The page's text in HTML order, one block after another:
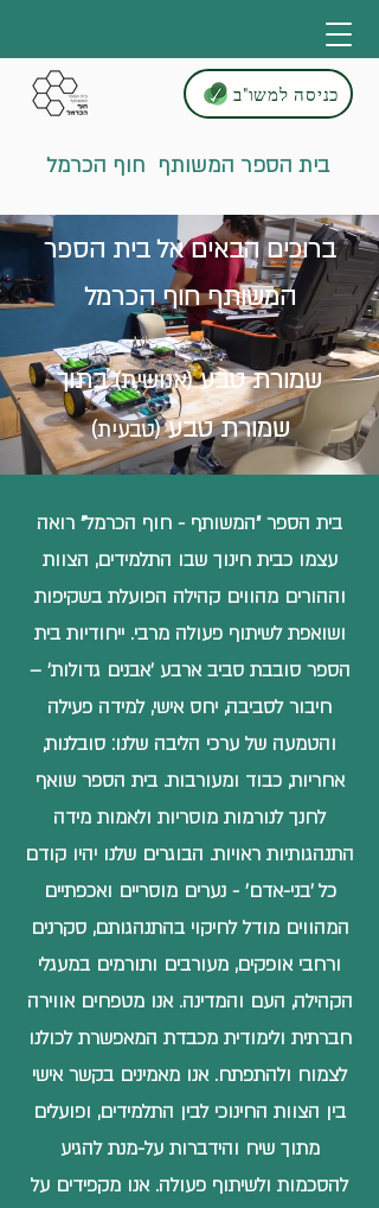
כניסה למשו"ב
בית הספר המשותף חוף הכרמל
ברוכים הבאים אל בית הספר
המשותף חוף הכרמל
שמורת טבע(אנושית)בתוך
שמורת טבע(טבעית)
בית הספר "המשותף - חוף הכרמל" רואה
עצמו כבית חינוך שבו התלמידים, הצוות
וההורים מהווים קהילה הפועלת בשקיפות
ושואפת לשיתוף פעולה מרבי. ייחודיות בית
הספר סובבת סביב ארבע 'אבנים גדולות' –
חיבור לסביבה, יחס אישי, למידה פעילה
והטמעה של ערכי הליבה שלנו: סובלנות,
אחריות,כבוד ומעורבות. בית הספר שואף
לחנך לנורמות מוסריות ולאמות מידה
התנהגותיות ראויות. הבוגרים שלנו יהיו קודם
כל 'בני-אדם' - נערים מוסריים ואכפתיים
המהווים מודל לחיקוי בהתנהגותם, סקרנים
ורחבי אופקים, מעורבים ותורמים במעגלי
הקהילה, העם והמדינה. אנו מטפחים אווירה
חברתית ולימודית מכבדת המאפשרת לכולנו
לצמוח ולהתפתח. אנו מאמינים בקשר אישי
בין הצוות החינוכי לבין התלמידים, ופועלים
מתוך שיח והידברות על-מנת להגיע
להסכמות ולשיתוף פעולה. אנו מקפידים על